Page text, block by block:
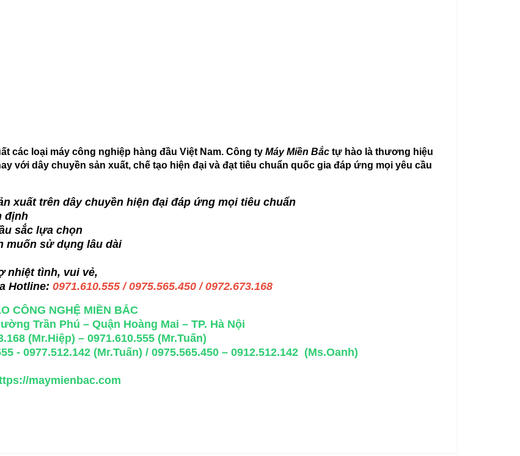
các loại máy công nghiệp hàng đầu Việt Nam. Công ty Máy Miền Bắc tự hào là thương hiệu
với dây chuyền sản xuất, chế tạo hiện đại và đạt tiêu chuẩn quốc gia đáp ứng mọi yêu cầu
xuất trên dây chuyền hiện đại đáp ứng mọi tiêu chuẩn
định
sắc lựa chọn
muốn sử dụng lâu dài
nhiệt tình, vui vẻ,
Hotline: 0971.610.555 / 0975.565.450 / 0972.673.168
CÔNG NGHỆ MIỀN BẮC
Trần Phú – Quận Hoàng Mai – TP. Hà Nội
(Mr.Hiệp) – 0971.610.555 (Mr.Tuấn)
- 0977.512.142 (Mr.Tuấn) / 0975.565.450 – 0912.512.142 (Ms.Oanh)
maymienbac.com